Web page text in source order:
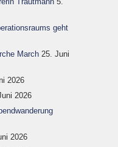
geht
March 25. Juni
2026
2026
2026